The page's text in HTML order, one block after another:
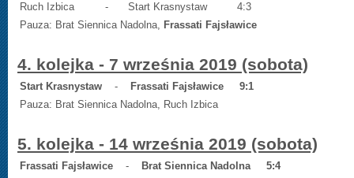
Ruch Izbica - Start Krasnystaw
4:3
Pauza: Brat Siennica Nadolna, Frassati Fajsławice
4. kolejka - 7 września 2019 (sobota)
Start Krasnystaw - Frassati Fajsławice
9:1
Pauza: Brat Siennica Nadolna, Ruch Izbica
5. kolejka - 14 września 2019 (sobota)
Frassati Fajsławice - Brat Siennica Nadolna
5:4